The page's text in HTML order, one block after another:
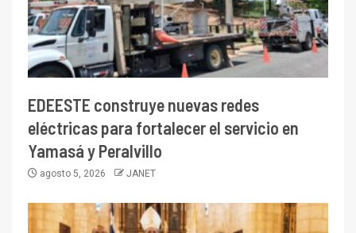
EDEESTE construye nuevas redes
eléctricas para fortalecer el servicio en
Yamasá y Peralvillo
agosto 5, 2026 JANET